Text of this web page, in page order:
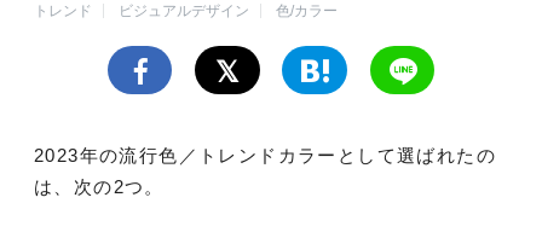
トレンド
ビジュアルデザイン 色/カラー
2023年の流行色／トレンドカラーとして選ばれたの
は、次の2つ。